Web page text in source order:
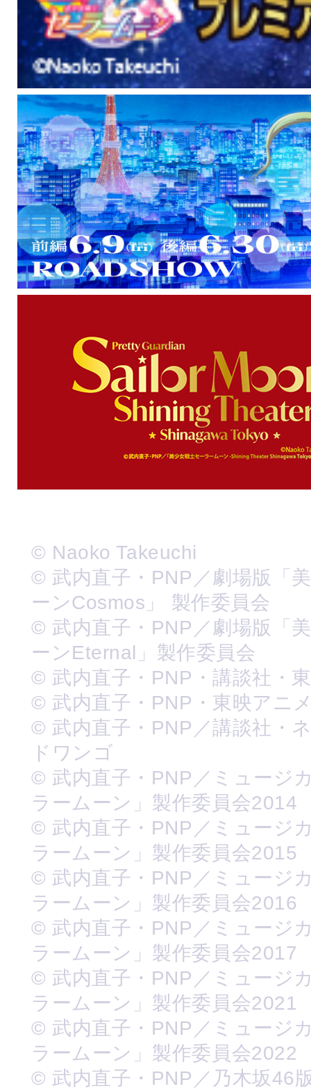
© Naoko Takeuchi
© 武内直子・PNP／劇場版「
ーンCosmos」 製作委員会
© 武内直子・PNP／劇場版「
ーンEternal」製作委員会
© 武内直子・PNP・講談社・
© 武内直子・PNP・東映アニ
© 武内直子・PNP／講談社・
ドワンゴ
© 武内直子・PNP／ミュージ
ラームーン」製作委員会2014
© 武内直子・PNP／ミュージ
ラームーン」製作委員会2015
© 武内直子・PNP／ミュージ
ラームーン」製作委員会2016
© 武内直子・PNP／ミュージ
ラームーン」製作委員会2017
© 武内直子・PNP／ミュージ
ラームーン」製作委員会2021
© 武内直子・PNP／ミュージ
ラームーン」製作委員会2022
© 武内直子・PNP／乃木坂46